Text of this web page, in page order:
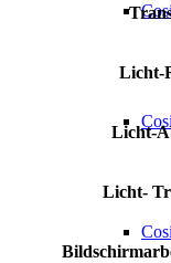
Licht-
Licht-
Licht-